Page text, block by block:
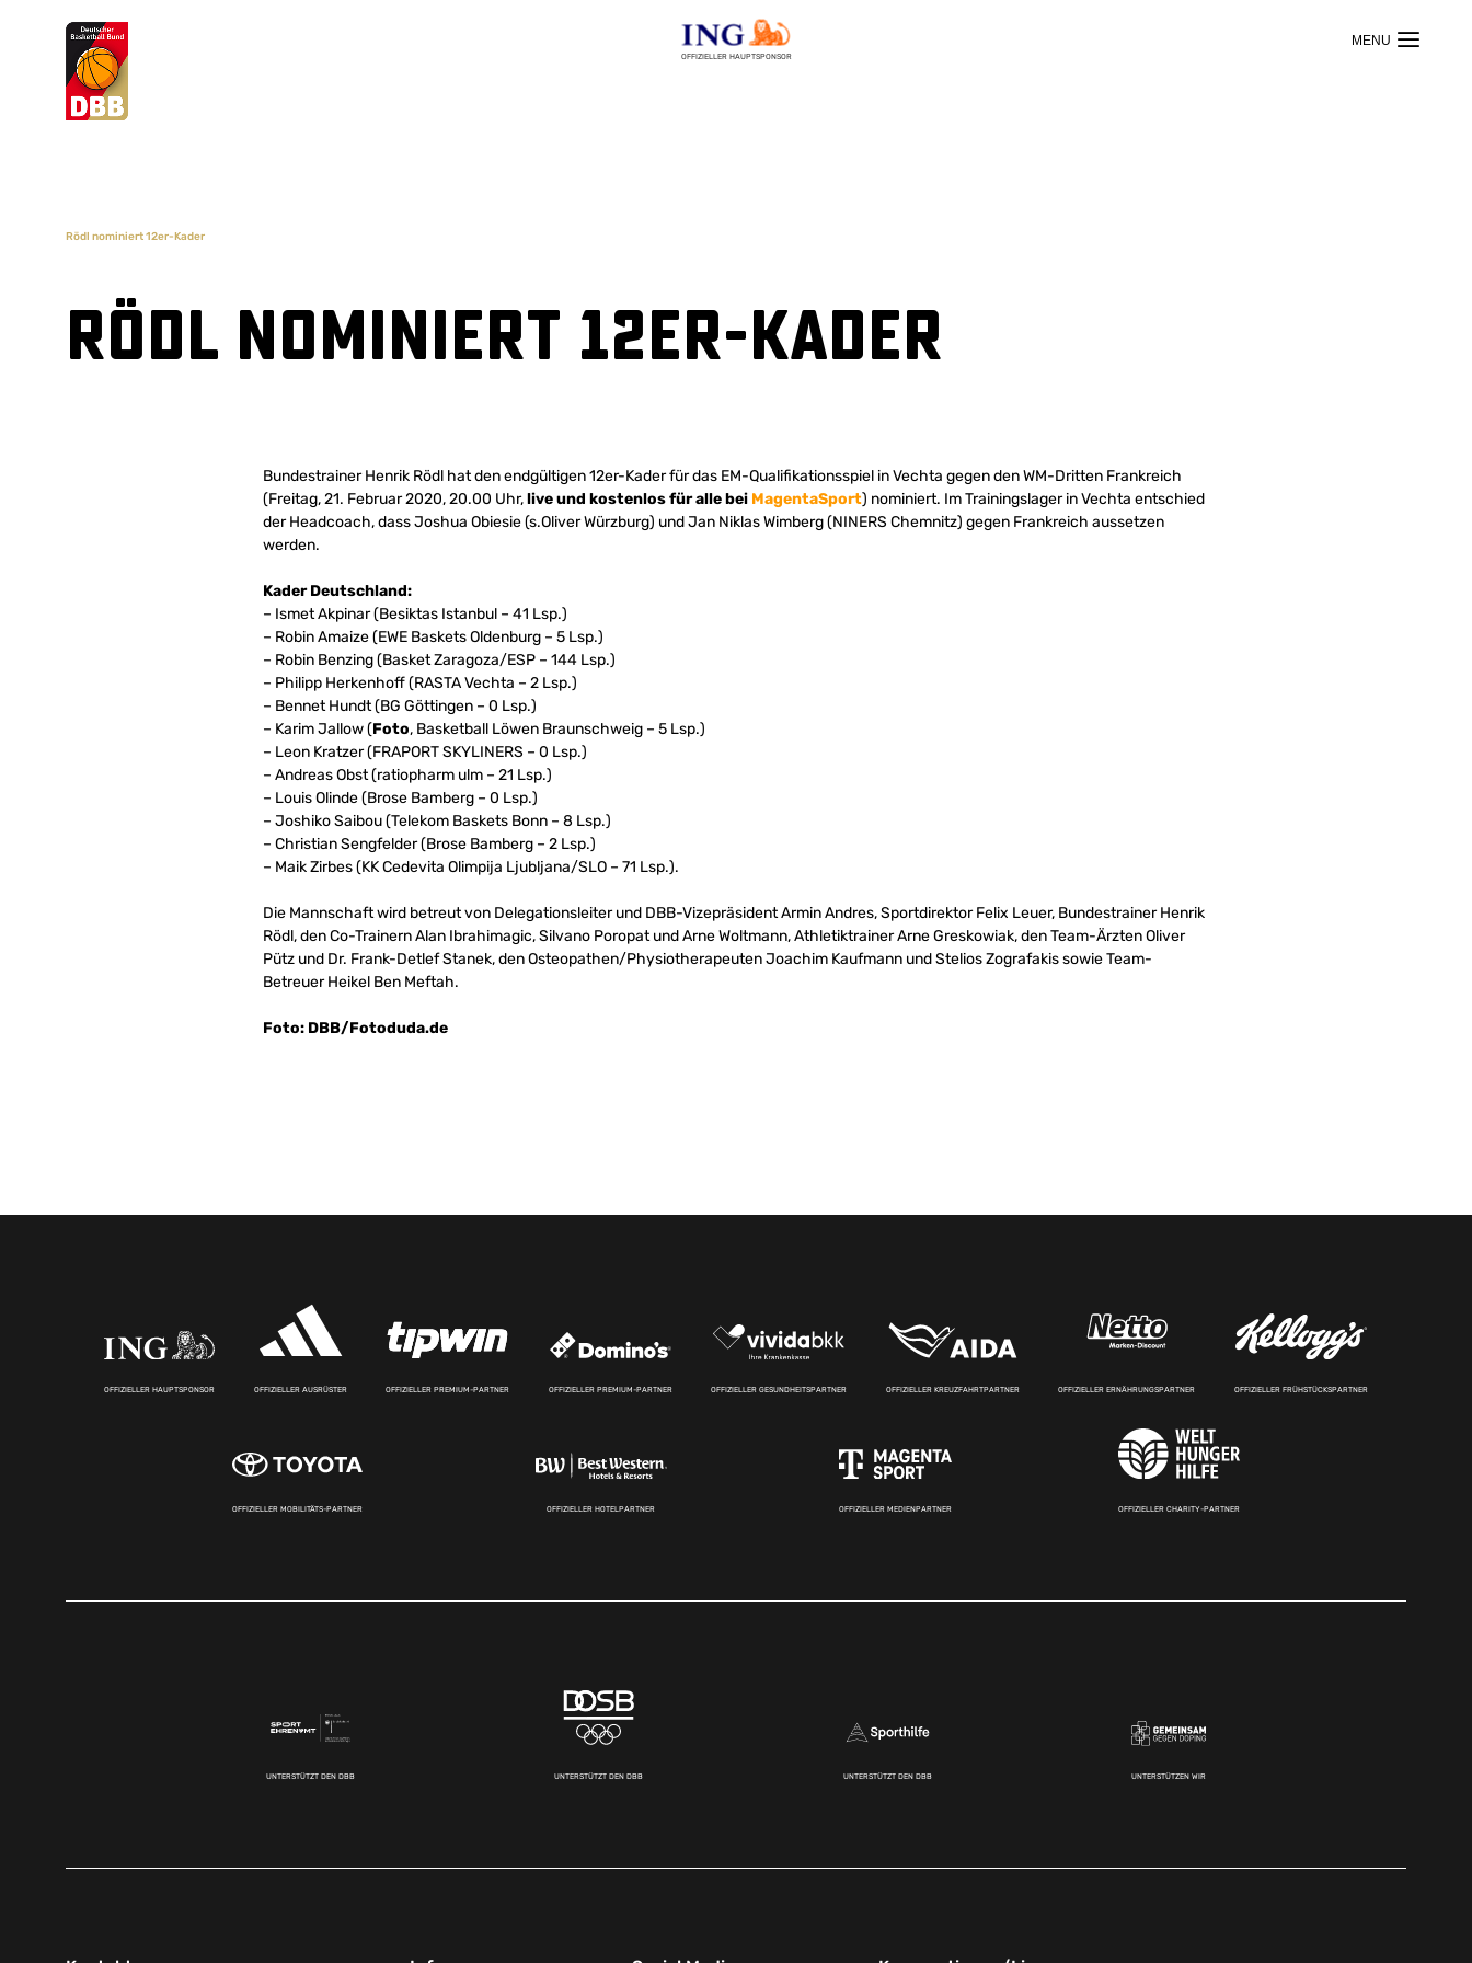
OFFIZIELLER HAUPTSPONSOR
Suchvorschläge
Rödl nominiert 12er-Kader
Rödl nominiert 12er-Kader
Bundestrainer Henrik Rödl hat den endgültigen 12er-Kader für das EM-Qualifikationsspiel in Vechta gegen den WM-Dritten Frankreich
(Freitag, 21. Februar 2020, 20.00 Uhr,live und kostenlos für alle bei MagentaSport) nominiert. Im Trainingslager in Vechta entschied
der Headcoach, dass Joshua Obiesie (s.Oliver Würzburg) und Jan Niklas Wimberg (NINERS Chemnitz) gegen Frankreich aussetzen
werden.
Kader Deutschland:
– Ismet Akpinar (Besiktas Istanbul – 41 Lsp.)
– Robin Amaize (EWE Baskets Oldenburg – 5 Lsp.)
– Robin Benzing (Basket Zaragoza/ESP – 144 Lsp.)
– Philipp Herkenhoff (RASTA Vechta – 2 Lsp.)
– Bennet Hundt (BG Göttingen – 0 Lsp.)
– Karim Jallow (Foto, Basketball Löwen Braunschweig – 5 Lsp.)
– Leon Kratzer (FRAPORT SKYLINERS – 0 Lsp.)
– Andreas Obst (ratiopharm ulm – 21 Lsp.)
– Louis Olinde (Brose Bamberg – 0 Lsp.)
– Joshiko Saibou (Telekom Baskets Bonn – 8 Lsp.)
– Christian Sengfelder (Brose Bamberg – 2 Lsp.)
– Maik Zirbes (KK Cedevita Olimpija Ljubljana/SLO – 71 Lsp.).
Die Mannschaft wird betreut von Delegationsleiter und DBB-Vizepräsident Armin Andres, Sportdirektor Felix Leuer, Bundestrainer Henrik
Rödl, den Co-Trainern Alan Ibrahimagic, Silvano Poropat und Arne Woltmann, Athletiktrainer Arne Greskowiak, den Team-Ärzten Oliver
Pütz und Dr. Frank-Detlef Stanek, den Osteopathen/Physiotherapeuten Joachim Kaufmann und Stelios Zografakis sowie Team-
Betreuer Heikel Ben Meftah.
Foto: DBB/Fotoduda.de
OFFIZIELLER HAUPTSPONSOR OFFIZIELLER AUSRÜSTER OFFIZIELLER PREMIUM-PARTNER OFFIZIELLER PREMIUM-PARTNER OFFIZIELLER GESUNDHEITSPARTNER OFFIZIELLER KREUZFAHRTPARTNER OFFIZIELLER ERNÄHRUNGSPARTNER OFFIZIELLER FRÜHSTÜCKSPARTNER
OFFIZIELLER MOBILITÄTS-PARTNER OFFIZIELLER HOTELPARTNER OFFIZIELLER MEDIENPARTNER OFFIZIELLER CHARITY-PARTNER
UNTERSTÜTZT DEN DBB UNTERSTÜTZT DEN DBB UNTERSTÜTZT DEN DBB UNTERSTÜTZEN WIR